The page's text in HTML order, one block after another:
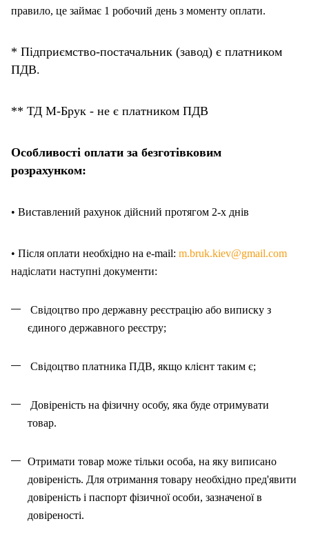
правило, це займає 1 робочий день з моменту оплати.
* Підприємство-постачальник (завод) є платником
ПДВ.
** ТД М-Брук - не є платником ПДВ
Особливості оплати за безготівковим
розрахунком:
• Виставлений рахунок дійсний протягом 2-х днів
• Після оплати необхідно на e-mail: m.bruk.kiev@gmail.com
надіслати наступні документи:
Свідоцтво про державну реєстрацію або виписку з
єдиного державного реєстру;
Свідоцтво платника ПДВ, якщо клієнт таким є;
Довіреність на фізичну особу, яка буде отримувати
товар.
Отримати товар може тільки особа, на яку виписано
довіреність. Для отримання товару необхідно пред'явити
довіреність і паспорт фізичної особи, зазначеноїв
довіреності.